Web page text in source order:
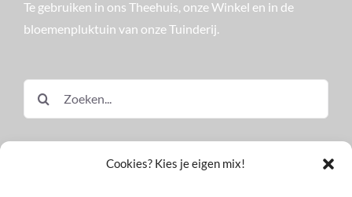
Cookies? Kies je eigen mix!
Te gebruiken in ons Theehuis, onze Winkel en in de
bloemenpluktuin van onze Tuinderij.
naar: